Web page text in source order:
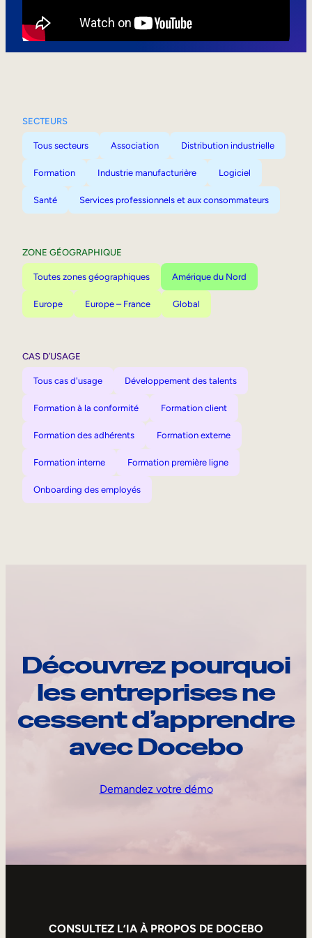
SECTEURS
Tous secteurs Association Distribution industrielle
Formation Industrie manufacturière Logiciel
Santé Services professionnels et aux consommateurs
ZONE GÉOGRAPHIQUE
Toutes zones géographiques Amérique du Nord
Europe Europe – France Global
CAS D’USAGE
Tous cas d'usage Développement des talents
Formation à la conformité Formation client
Formation des adhérents Formation externe
Formation interne Formation première ligne
Onboarding des employés
Découvrez pourquoi
les entreprises ne
cessent d’apprendre
avec Docebo
Demandez votre démo
CONSULTEZ L’IA À PROPOS DE DOCEBO